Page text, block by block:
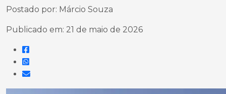
Postado por: Márcio Souza
Publicado em: 21 de maio de 2026